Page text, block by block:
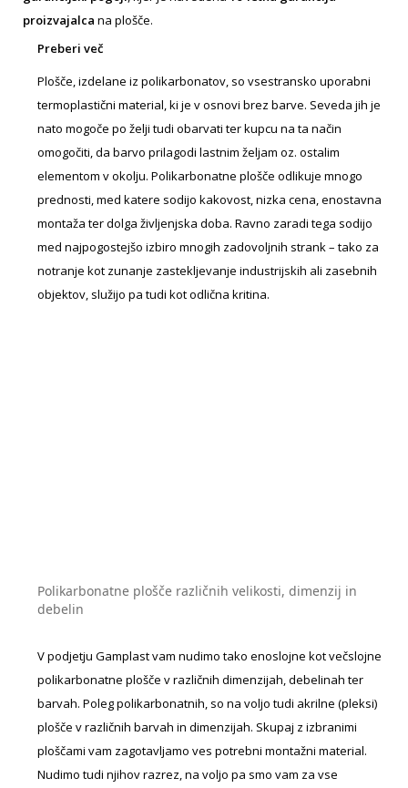
proizvajalca na plošče.
Preberi več
Plošče, izdelane iz polikarbonatov, so vsestransko uporabni
termoplastični material, ki je v osnovi brez barve. Seveda jih je
nato mogoče po želji tudi obarvati ter kupcu na ta način
omogočiti, da barvo prilagodi lastnim željam oz. ostalim
elementom v okolju. Polikarbonatne plošče odlikuje mnogo
prednosti, med katere sodijo kakovost, nizka cena, enostavna
montaža ter dolga življenjska doba. Ravno zaradi tega sodijo
med najpogostejšo izbiro mnogih zadovoljnih strank – tako za
notranje kot zunanje zastekljevanje industrijskih ali zasebnih
objektov, služijo pa tudi kot odlična kritina.
Polikarbonatne plošče različnih velikosti, dimenzij in
debelin
V podjetju Gamplast vam nudimo tako enoslojne kot večslojne
polikarbonatne plošče v različnih dimenzijah, debelinah ter
barvah. Poleg polikarbonatnih, so na voljo tudi akrilne (pleksi)
plošče v različnih barvah in dimenzijah. Skupaj z izbranimi
ploščami vam zagotavljamo ves potrebni montažni material.
Nudimo tudi njihov razrez, na voljo pa smo vam za vse